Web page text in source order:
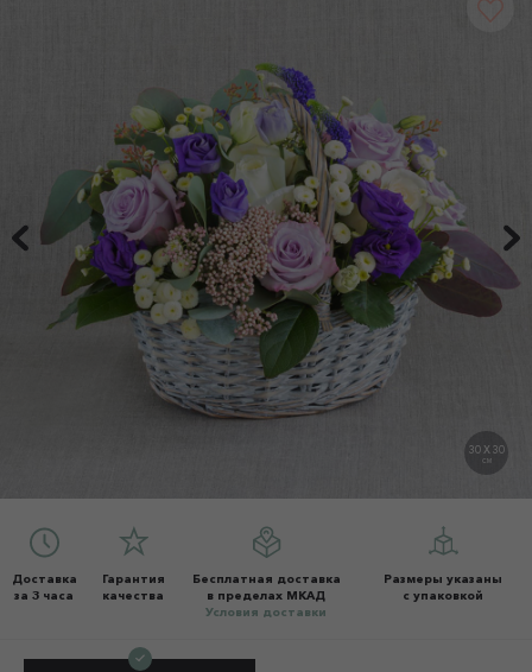
30 X 30
СМ
Доставка
за 3 часа
Гарантия
качества
Бесплатная доставка
в пределах МКАД
Условия доставки
Размеры указаны
с упаковкой